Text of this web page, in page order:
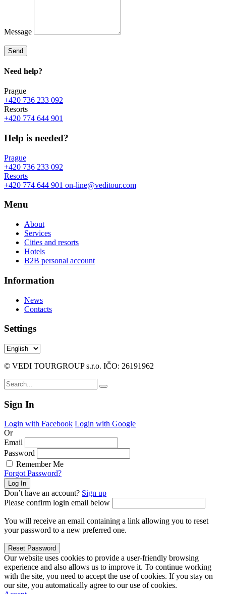
Message
Send
Need help?
Prague
+420 736 233 092
Resorts
+420 774 644 901
Help is needed?
Prague
+420 736 233 092
Resorts
+420 774 644 901 on-line@veditour.com
Menu
About
Services
Cities and resorts
Hotels
B2B personal account
Information
News
Contacts
Settings
© VEDI TOURGROUP s.r.o. IČO: 26191962
Sign In
Login with Facebook Login with Google
Or
Email
Password
Remember Me
Forgot Password?
Don’t have an account? Sign up
Please confirm login email below
You will receive an email containing a link allowing you to reset
your password to a new preferred one.
Our website uses cookies to provide a user-friendly browsing
experience and also allows us to improve it. To continue working
with the site, you need to accept the use of cookies. If you stay on
our site, you automatically agree to our use of cookies.